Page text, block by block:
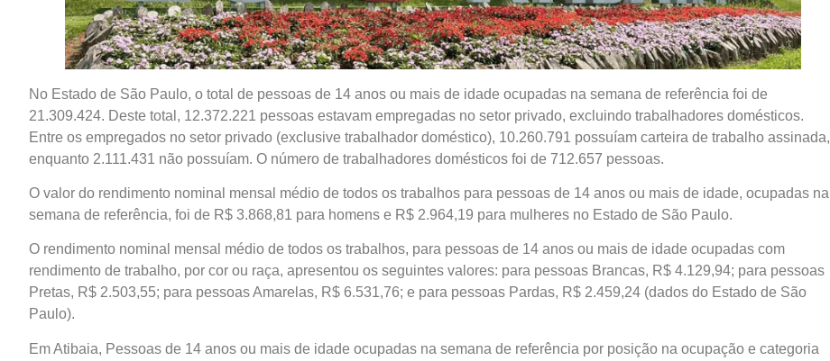
No Estado de São Paulo, o total de pessoas de 14 anos ou mais de idade ocupadas na semana de referência foi de
21.309.424. Deste total, 12.372.221 pessoas estavam empregadas no setor privado, excluindo trabalhadores domésticos.
Entre os empregados no setor privado (exclusive trabalhador doméstico), 10.260.791 possuíam carteira de trabalho assinada,
enquanto 2.111.431 não possuíam. O número de trabalhadores domésticos foi de 712.657 pessoas.
O valor do rendimento nominal mensal médio de todos os trabalhos para pessoas de 14 anos ou mais de idade, ocupadas na
semana de referência, foi de R$ 3.868,81 para homens e R$ 2.964,19 para mulheres no Estado de São Paulo.
O rendimento nominal mensal médio de todos os trabalhos, para pessoas de 14 anos ou mais de idade ocupadas com
rendimento de trabalho, por cor ou raça, apresentou os seguintes valores: para pessoas Brancas, R$ 4.129,94; para pessoas
Pretas, R$ 2.503,55; para pessoas Amarelas, R$ 6.531,76; e para pessoas Pardas, R$ 2.459,24 (dados do Estado de São
Paulo).
Em Atibaia, Pessoas de 14 anos ou mais de idade ocupadas na semana de referência por posição na ocupação e categoria